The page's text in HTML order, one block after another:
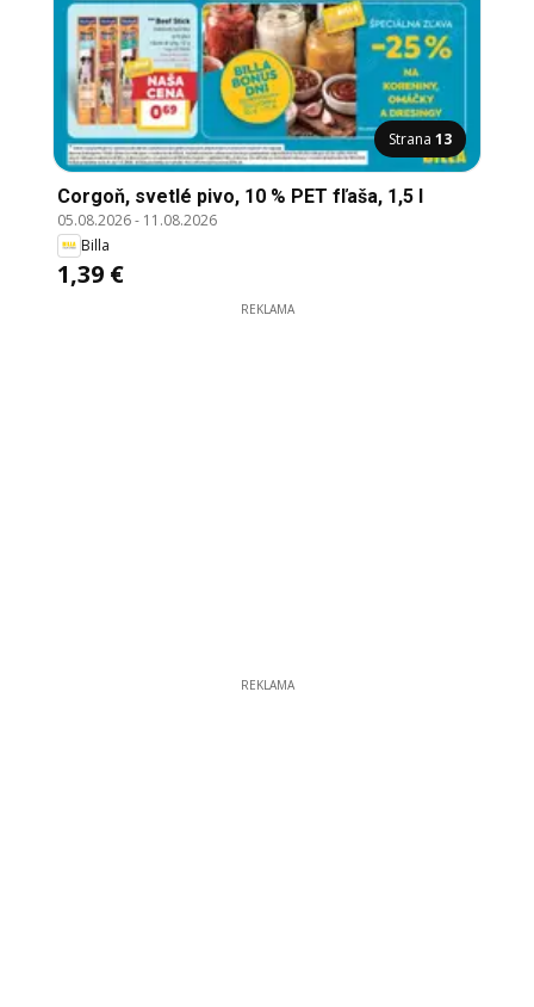
Strana 13
Corgoň, svetlé pivo, 10 % PET fľaša, 1,5 l
05.08.2026- 11.08.2026
Billa
1,39 €
REKLAMA
REKLAMA